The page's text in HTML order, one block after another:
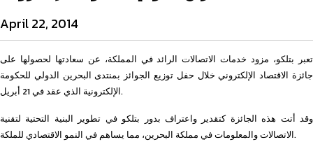
April 22, 2014
تعبر بتلكو، مزود خدمات الاتصالات الرائد في المملكة، عن سعادتها لحصولها على
جائزة الاقتصاد الإلكتروني خلال حفل توزيع الجوائز بمنتدى البحرين الدولي للحكومة
الإلكترونية الذي عقد في 21 أبريل.
وقد أتت هذه الجائزة كتقدير واعتراف بدور بتلكو في تطوير البنية التحتية لتقنية
الاتصالات والمعلومات في مملكة البحرين، مما يساهم في النمو الاقتصادي للملكة.